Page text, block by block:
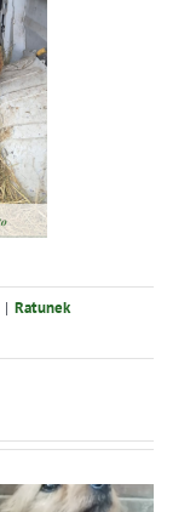
| Ratunek